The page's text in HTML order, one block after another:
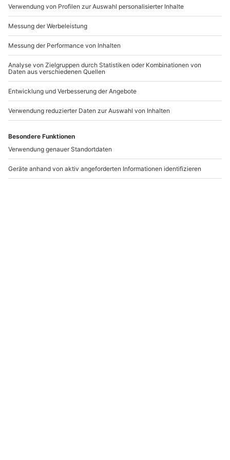
Artikelnummer:65162
Andere Produkte entdecken
-15% CLUB DEAL
Paarmassage Kurs
Riedlingen
Riedlingen
Konstanz